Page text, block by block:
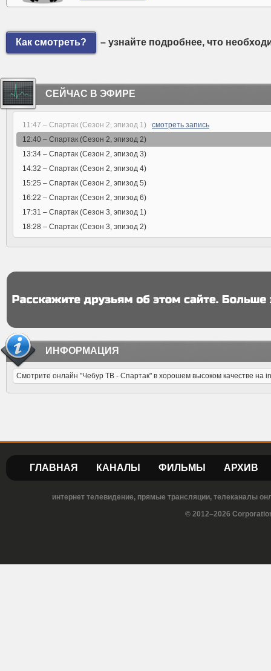
Как смотреть? – узнайте подробнее, что
СЕЙЧАС В ЭФИРЕ
11:47 – Спартак (Сезон 2, эпизод 1) смотреть запись
12:40 – Спартак (Сезон 2, эпизод 2)
13:34 – Спартак (Сезон 2, эпизод 3)
14:32 – Спартак (Сезон 2, эпизод 4)
15:25 – Спартак (Сезон 2, эпизод 5)
16:22 – Спартак (Сезон 2, эпизод 6)
17:31 – Спартак (Сезон 3, эпизод 1)
18:28 – Спартак (Сезон 3, эпизод 2)
ИНФОРМАЦИЯ
Смотрите онлайн "Чебур ТВ - Спартак" в хорошем высоком качестве на
ГЛАВНАЯ КАНАЛЫ ФИЛЬМЫ АРХИВ
интернет телевидение, прямые трансляции, телеканалы
© 2012–2026